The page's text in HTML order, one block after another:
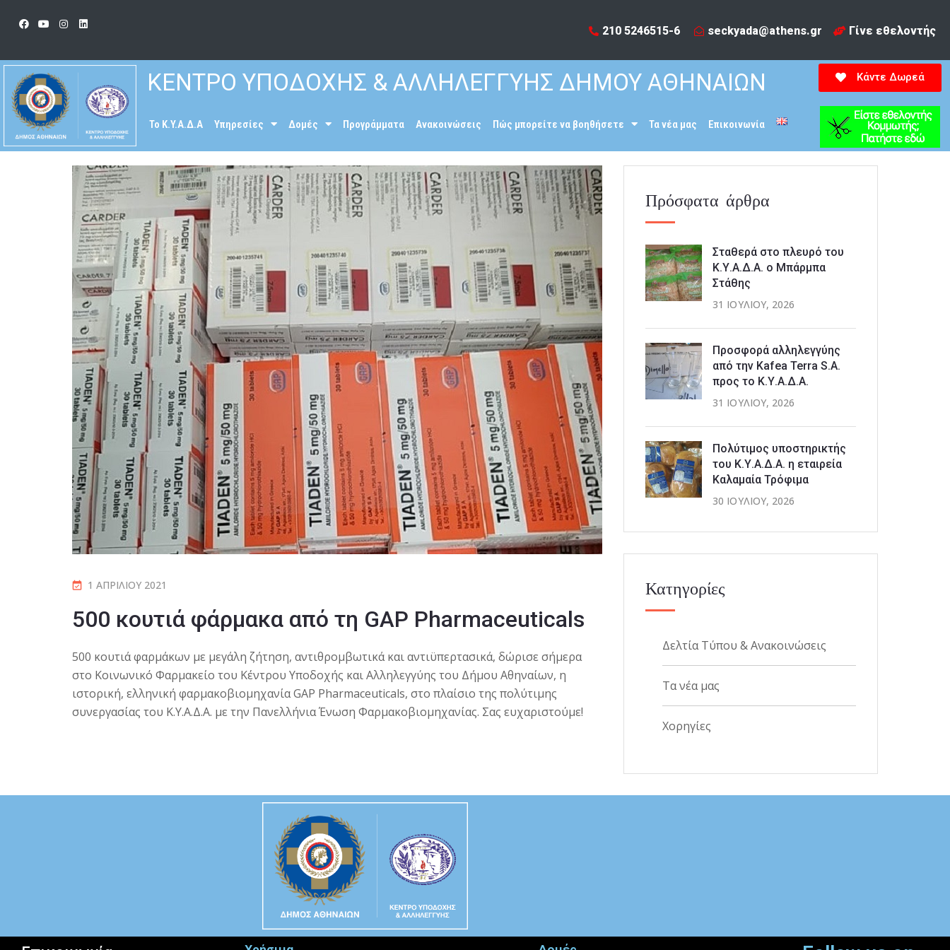
210 5246515-6​ seckyada@athens.gr Γίνε εθελοντής
ΚΕΝΤΡΟ ΥΠΟΔΟΧΗΣ & ΑΛΛΗΛΕΓΓΥΗΣ ΔΗΜΟΥ ΑΘΗΝΑΙΩΝ
To K.Y.A.Δ.Α Υπηρεσίες Δομές Προγράμματα Ανακοινώσεις Πώς μπορείτε να βοηθήσετε Τα νέα μας Επικοινωνία
Κάντε Δωρεά
1 ΑΠΡΙΛΊΟΥ 2021
500 κουτιά φάρμακα από τη GAP Pharmaceuticals
500 κουτιά φαρμάκων με μεγάλη ζήτηση, αντιθρομβωτικά και αντιϋπερτασικά, δώρισε σήμερα
στο Κοινωνικό Φαρμακείο του Κέντρου Υποδοχής και Αλληλεγγύης του Δήμου Αθηναίων, η
ιστορική, ελληνική φαρμακοβιομηχανία GAP Pharmaceuticals, στο πλαίσιο της πολύτιμης
συνεργασίας του Κ.Υ.Α.Δ.Α. με την Πανελλήνια Ένωση Φαρμακοβιομηχανίας. Σας ευχαριστούμε!
Πρόσφατα άρθρα
Σταθερά στο πλευρό του
Κ.Υ.Α.Δ.Α. ο Μπάρμπα
Στάθης
31 ΙΟΥΛΊΟΥ, 2026
Προσφορά αλληλεγγύης
από την Kafea Terra S.A.
προς το Κ.Υ.Α.Δ.Α.
31 ΙΟΥΛΊΟΥ, 2026
Πολύτιμος υποστηρικτής
του Κ.Υ.Α.Δ.Α. η εταιρεία
Καλαμαία Τρόφιμα
30 ΙΟΥΛΊΟΥ, 2026
Κατηγορίες
Δελτία Τύπου & Ανακοινώσεις
Τα νέα μας
Χορηγίες